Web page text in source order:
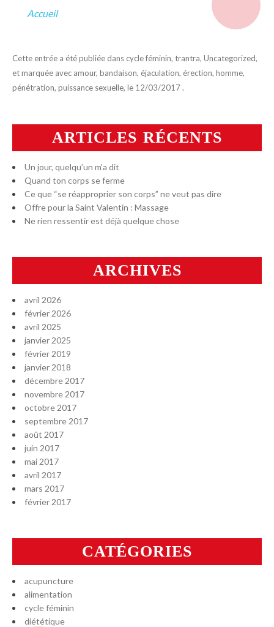
Accueil
Cette entrée a été publiée dans cycle féminin, trantra, Uncategorized,
et marquée avec amour, bandaison, éjaculation, érection, homme,
pénétration, puissance sexuelle, le 12/03/2017.
ARTICLES RÉCENTS
Un jour, quelqu’un m’a dit
Quand ton corps se ferme
Ce que “se réapproprier son corps” ne veut pas dire
Offre pour la Saint Valentin : Massage
Ne rien ressentir est déjà quelque chose
ARCHIVES
avril 2026
février 2026
avril 2025
janvier 2025
février 2019
janvier 2018
décembre 2017
novembre 2017
octobre 2017
septembre 2017
août 2017
juin 2017
mai 2017
avril 2017
mars 2017
février 2017
CATÉGORIES
acupuncture
alimentation
cycle féminin
diététique